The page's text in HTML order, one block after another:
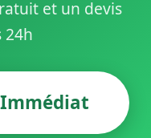
et un devis
24h